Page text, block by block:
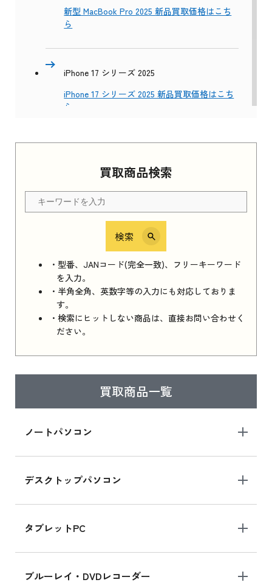
買取商品検索
検索
・型番、JANコード(完全一致)、フリーキーワード
を入力。
・半角全角、英数字等の入力にも対応しておりま
す。
・検索にヒットしない商品は、直接お問い合わせく
ださい。
買取商品一覧
ノートパソコン
デスクトップパソコン
タブレットPC
ブルーレイ・DVDレコーダー
新型 MacBook Pro 2025 新品買取価格はこち
ら
iPhone 17 シリーズ 2025
iPhone 17 シリーズ 2025 新品買取価格はこち
ら
Apple Watch Series 11 2025 新品買取価格はこ
ちら
iPhone 16e シリーズ 2025
iPhone 16e シリーズ 2025 新品買取価格はこち
ら
iPad 11インチ 2025年春モデル
はこちら
ら
iPad mini シリーズ 2024
iPad mini 8.3インチ の新品買取価格
iPhone 16 シリーズ
iPhone 16 の新品買取価格